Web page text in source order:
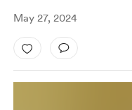
May 27, 2024